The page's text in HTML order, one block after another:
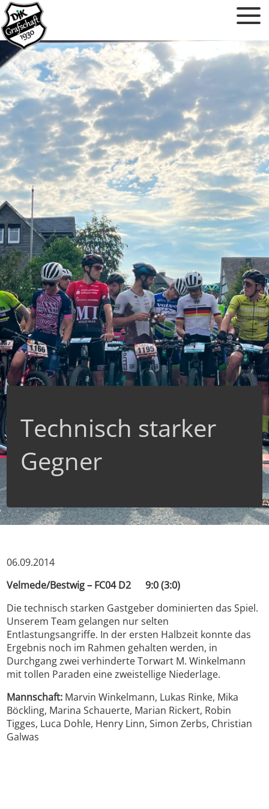
Technisch starker
Gegner
06.09.2014
Velmede/Bestwig – FC04 D2 9:0 (3:0)
Die technisch starken Gastgeber dominierten das Spiel.
Unserem Team gelangen nur selten
Entlastungsangriffe. In der ersten Halbzeit konnte das
Ergebnis noch im Rahmen gehalten werden, in
Durchgang zwei verhinderte Torwart M. Winkelmann
mit tollen Paraden eine zweistellige Niederlage.
Mannschaft: Marvin Winkelmann, Lukas Rinke, Mika
Böckling, Marina Schauerte, Marian Rickert, Robin
Tigges, Luca Dohle, Henry Linn, Simon Zerbs, Christian
Galwas